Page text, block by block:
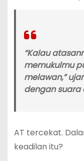
“Kalau
memukulmu
melawan,”
dengan suara
AT tercekat.
keadilan itu?